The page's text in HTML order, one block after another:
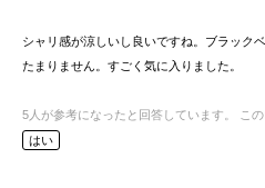
シャリ感が涼しいし良いですね。ブラック
たまりません。すごく気に入りました。
5 人が参考になったと回答しています。
こ
はい